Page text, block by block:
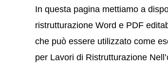
In questa pagina mettiamo a
ristrutturazione Word e PDF
che può essere utilizzato come
per Lavori di Ristrutturazione